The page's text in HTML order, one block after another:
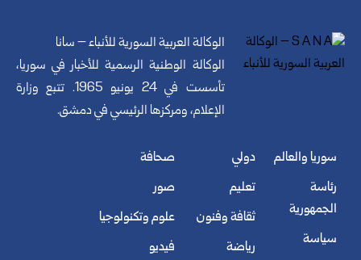
الوكالة العربية السورية للأنباء – سانا
الوكالة الوطنية الرسمية للأخبار في سوريا،
تأسست في 24 يونيو 1965. تتبع وزارة
الإعلام، ومركزها الرئيسي في دمشق.
سوريا والعالم
رئاسة
الجمهورية
سياسة
دولي
تعليم
ثقافة وفنون
رياضة
صحافة
صور
علوم وتكنولوجيا
فيديو